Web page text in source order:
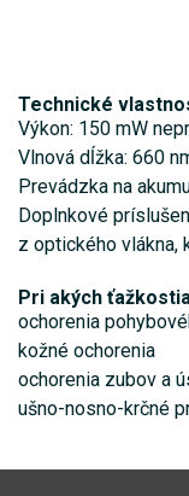
Technické
Výkon: 150 mW
Vlnová dĺžka: 660
Prevádzka na
Doplnkové
z optického vlákna,
Pri akých
ochorenia
kožné ochorenia
ochorenia zubov a
ušno-nosno-krčné